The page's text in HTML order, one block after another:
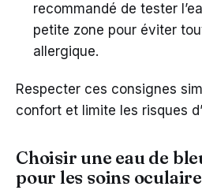
recommandé de tester
petite zone pour éviter
allergique.
Respecter ces consignes
confort et limite les risques
Choisir une eau de
pour les soins